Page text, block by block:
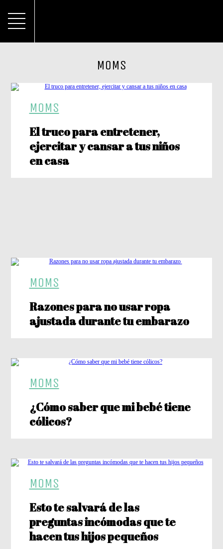
MOMS
MOMS
El truco para entretener,
ejercitar y cansar a tus niños
en casa
MOMS
Razones para no usar ropa
ajustada durante tu embarazo
MOMS
¿Cómo saber que mi bebé tiene
cólicos?
MOMS
Esto te salvará de las
preguntas incómodas que te
hacen tus hijos pequeños